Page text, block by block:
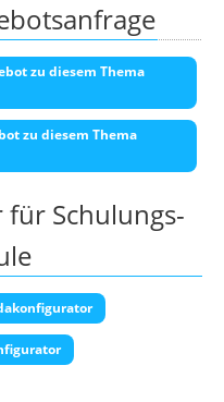
zu diesem Thema
zu diesem Thema
Schulungs-